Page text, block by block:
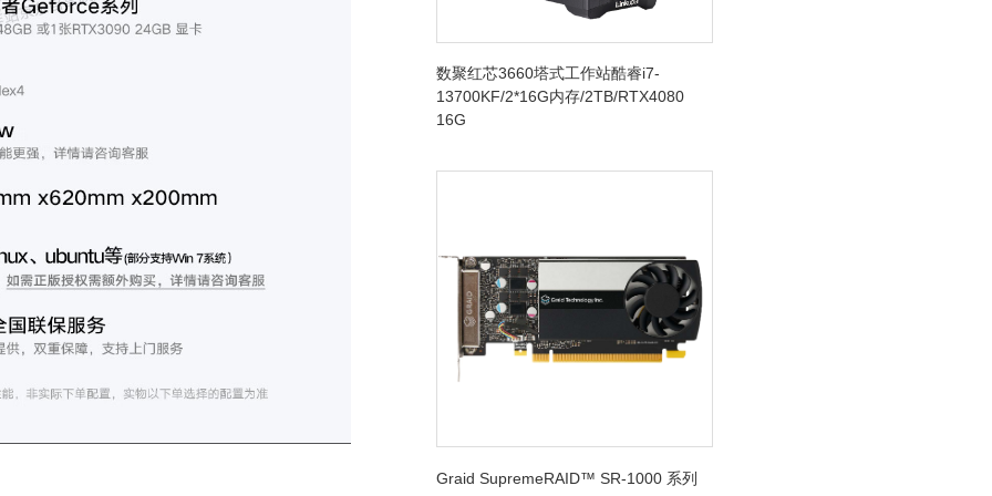
数聚红芯3660塔式工作站酷睿i7-
13700KF/2*16G内存/2TB/RTX4080
16G
Graid SupremeRAID™ SR-1000 系列